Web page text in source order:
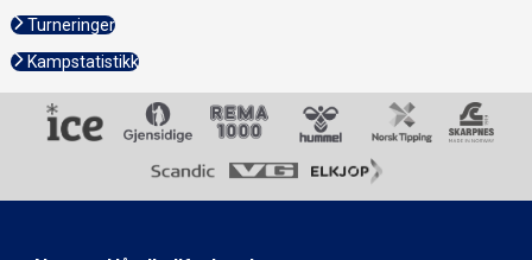
Turneringer
Kampstatistikk